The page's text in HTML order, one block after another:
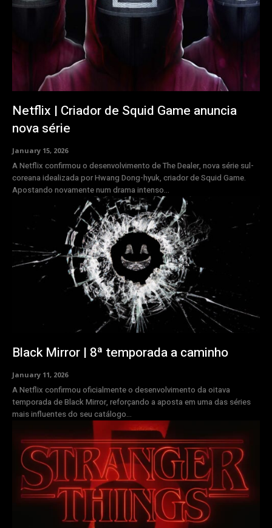
Netflix | Criador de Squid Game anuncia
nova série
January 15, 2026
A Netflix confirmou o desenvolvimento de The Dealer, nova série sul-
coreana idealizada por Hwang Dong-hyuk, criador de Squid Game.
Apostando novamente num drama intenso...
Black Mirror | 8ª temporada a caminho
January 11, 2026
A Netflix confirmou oficialmente o desenvolvimento da oitava
temporada de Black Mirror, reforçando a aposta em uma das séries
mais influentes do seu catálogo...